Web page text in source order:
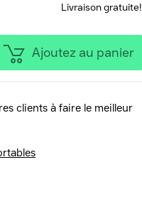
Livraison gratuite!
Ajoutez au panier
clients à faire le meilleur